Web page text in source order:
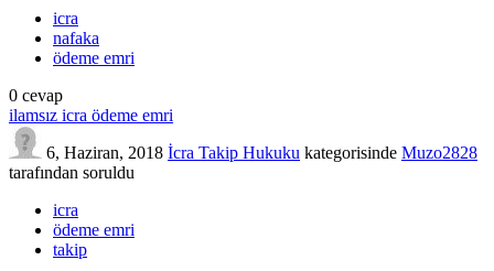
icra
nafaka
ödeme emri
0 cevap
ilamsız icra ödeme emri
6, Haziran, 2018 İcra Takip Hukuku kategorisinde Muzo2828
tarafından soruldu
icra
ödeme emri
takip